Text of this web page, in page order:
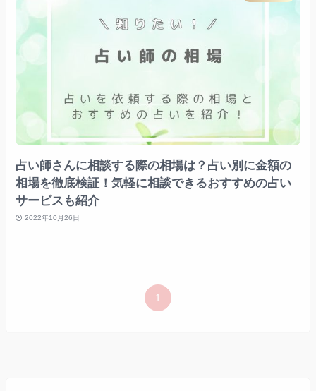
占い師さんに相談する際の相場は？占い別に金額の
相場を徹底検証！気軽に相談できるおすすめの占い
サービスも紹介
2022年10月26日
1